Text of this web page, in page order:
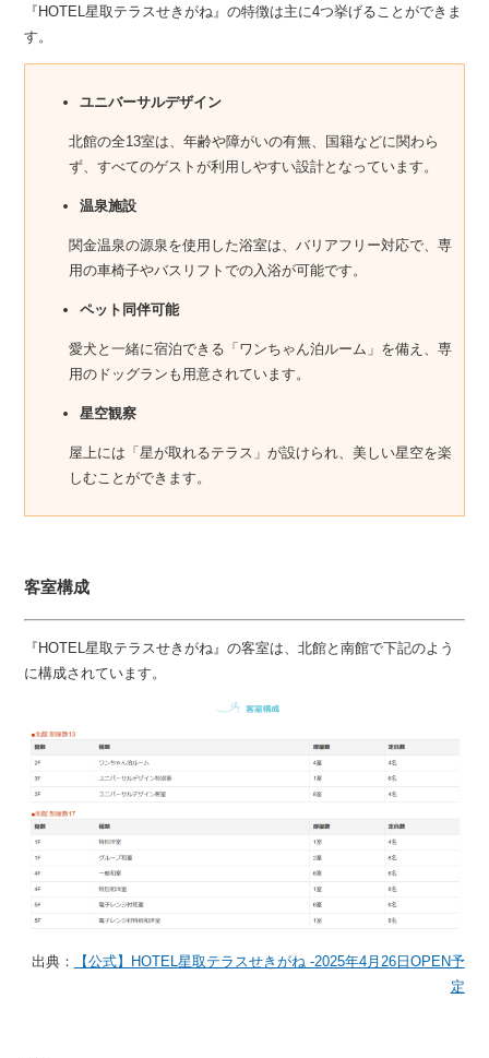
『HOTEL星取テラスせきがね』の特徴は主に4つ挙げることができま
す。
ユニバーサルデザイン
北館の全13室は、年齢や障がいの有無、国籍などに関わら
ず、すべてのゲストが利用しやすい設計となっています。
温泉施設
関金温泉の源泉を使用した浴室は、バリアフリー対応で、専
用の車椅子やバスリフトでの入浴が可能です。
ペット同伴可能
愛犬と一緒に宿泊できる「ワンちゃん泊ルーム」を備え、専
用のドッグランも用意されています。
星空観察
屋上には「星が取れるテラス」が設けられ、美しい星空を楽
しむことができます。
客室構成
『HOTEL星取テラスせきがね』の客室は、北館と南館で下記のよう
に構成されています。
出典：
【公式】HOTEL星取テラスせきがね -2025年4月26日OPEN予
定